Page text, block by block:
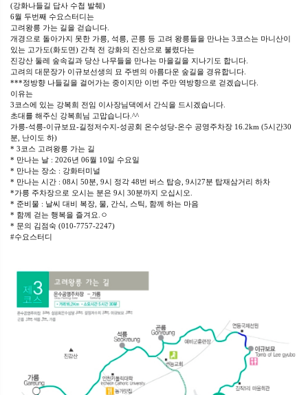
(강화나들길 답사 수첩 발췌)
6월 두번째 수요스터디는
고려왕릉 가는 길을 걷습니다.
개경으로 돌아가지 못한 가릉, 석릉, 곤릉 등 고려 왕릉들을 만나는 3코스는 마니산이
있는 고가도(화도면) 간척 전 강화의 진산으로 불렸다는
진강산 둘레 숲속길과 당산 나무들을 만나는 마을길을 지나기도 합니다.
고려의 대문장가 이규보선생의 묘 주변의 아름다운 숲길을 경유합니다.
***정방향 나들길을 걸어가는 중이지만 이번 주만 역방향으로 걷겠습니다.
이유는
3코스에 있는 강복희 전임 이사장님댁에서 간식을 드시겠습니다.
초대를 해주신 강복희님 고맙습니다.^^
가릉-석릉-이규보묘-길정저수지-성공회 온수성당-온수 공영주차장 16.2km (5시간30
분, 난이도 하)
* 3코스 고려왕릉 가는 길
* 만나는 날 : 2026년 06월 10일 수요일
* 만나는 장소 : 강화터미널
* 만나는 시간 : 08시 50분, 9시 정각 48번 버스 탑승, 9시27분 탑재삼거리 하차
*가릉 주차장으로 오시는 분은 9시 30분까지 오십시오.
* 준비물 : 날씨 대비 복장, 물, 간식, 스틱, 함께 하는 마음
* 함께 걷는 행복을 즐겨요.ㅇ
* 문의 김점숙 (010-7757-2247)
#수요스터디